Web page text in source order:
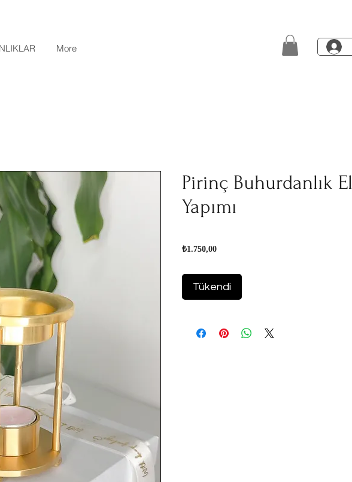
More
Pirinç Buhurdanlık El
Yapımı
₺1.750,00Fiyat
Tükendi